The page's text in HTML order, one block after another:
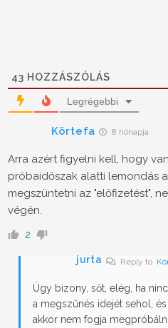
43 HOZZÁSZÓLÁS
Legrégebbi
Körtefa 8 hónapja
Arra azért figyelni kell, hogy
próbaidőszak alatti lemondás
megszüntetni az "előfizetést",
végén.
2
jurta Reply to
Úgy bizony, sőt, elég, ha
a megszűnés idejét sehol,
akkor nem fogja